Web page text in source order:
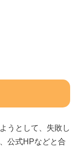
うとして、失敗し
公式HPなどと合